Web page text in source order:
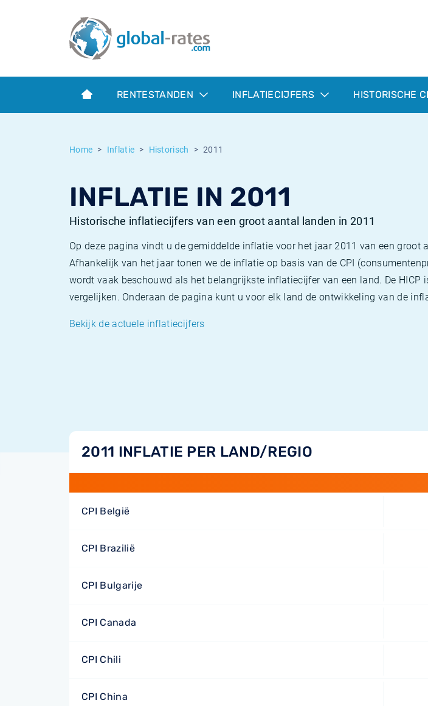
RENTESTANDEN INFLATIECIJFERS HISTORISCHE
Home Inflatie Historisch 2011
INFLATIE IN 2011
Historische inflatiecijfers van een groot aantal landen in 2011
Op deze pagina vindt u de gemiddelde inflatie voor het jaar 2011 van een
Afhankelijk van het jaar tonen we de inflatie op basis van de CPI
wordt vaak beschouwd als het belangrijkste inflatiecijfer van een land. De
vergelijken. Onderaan de pagina kunt u voor elk land de ontwikkeling van de
Bekijk de actuele inflatiecijfers
2011 INFLATIE PER LAND/REGIO
CPI België
CPI Brazilië
CPI Bulgarije
CPI Canada
CPI Chili
CPI China
Term SOFR
Wat is CPI inflatie?
Wat is HICP inflatie?
Europese inflatie - HICP
Euribor historie
ESTER historie
Historische inflatie
Inflatiecalculator